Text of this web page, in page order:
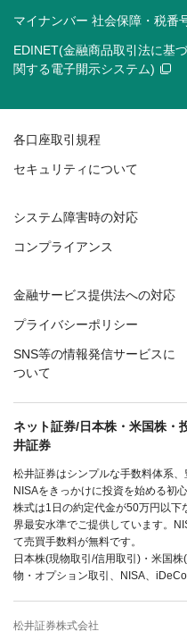
マイナンバー 社会保障・税番
EDINET(金融商品取引法に基
関する電子開示システム)
各口座取引規程
セキュリティについて
システム障害時の対応
コンプライアンス
金融サービス提供法への対応
プライバシーポリシー
SNS等の情報発信サービスに
ついて
ネット証券/日本株・米国株・
井証券
松井証券はシンプルな手数料体系
NISAをきっかけに投資を始める初
株式は1日の約定代金が50万円以
界最安水準でご提供しています。
て売買手数料が無料です。
日本株(現物取引/信用取引)・米国
物・オプション取引、NISA、
松井証券株式会社